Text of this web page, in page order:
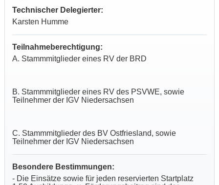
Technischer Delegierter:
Karsten Humme
Teilnahmeberechtigung:
A. Stammmitglieder eines RV der BRD
B. Stammmitglieder eines RV des PSVWE, sowie
Teilnehmer der IGV Niedersachsen
C. Stammmitglieder des BV Ostfriesland, sowie
Teilnehmer der IGV Niedersachsen
Besondere Bestimmungen:
- Die Einsätze sowie für jeden reservierten Startplatz